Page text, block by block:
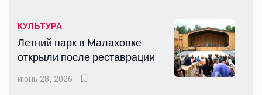
двор"
июль 11, 2026
КУЛЬТУРА
Рустаму Хансверову вручена
КУЛЬТУРА
Летний парк в Малаховке
открыли после реставрации
июнь 28, 2026